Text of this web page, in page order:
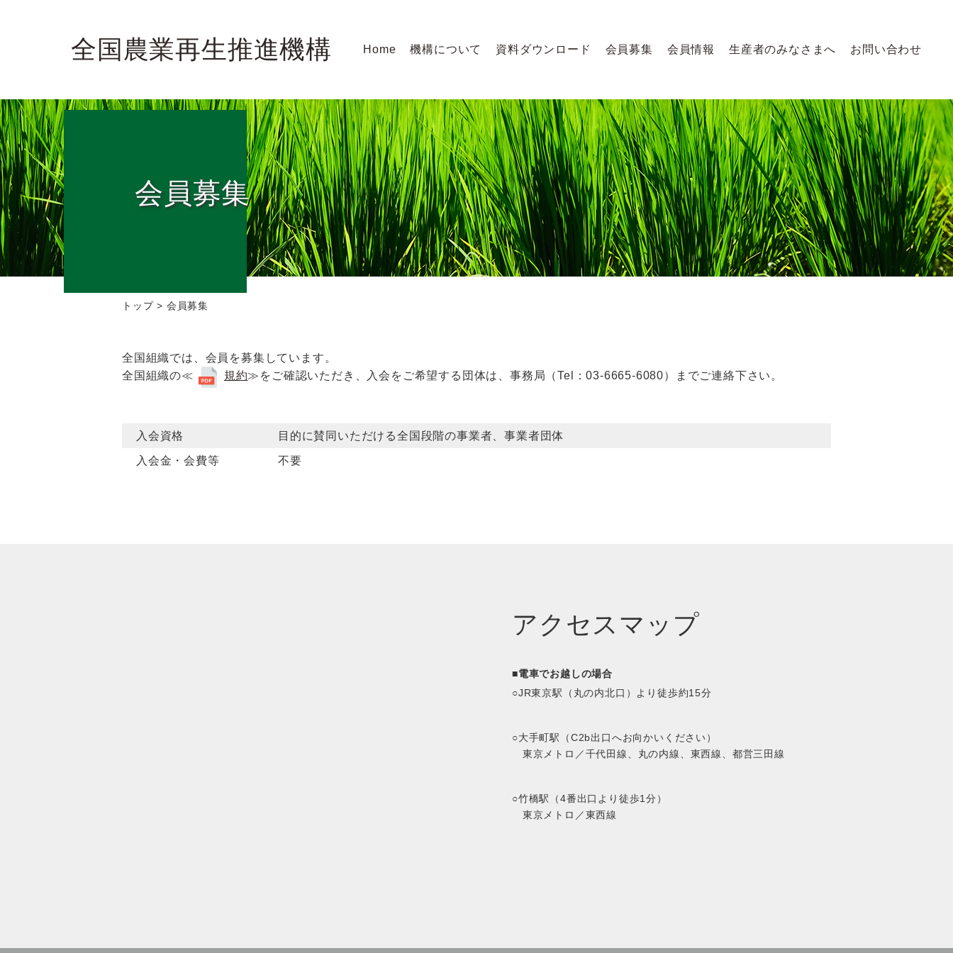
全国農業再生推進機構 Home 機構について 資料ダウンロード 会員募集 会員情報 生産者のみなさまへ お問い合わせ
会員募集
トップ> 会員募集
全国組織では、会員を募集しています。
全国組織の≪
規約≫をご確認いただき、入会をご希望する団体は、事務局（Tel：03-6665-6080）までご連絡下さい。
入会資格 目的に賛同いただける全国段階の事業者、事業者団体
入会金・会費等 不要
アクセスマップ
■電車でお越しの場合
JR東京駅（丸の内北口）より徒歩約15分
大手町駅（C2b出口へお向かいください）
東京メトロ／千代田線、丸の内線、東西線、都営三田線
竹橋駅（4番出口より徒歩1分）
東京メトロ／東西線